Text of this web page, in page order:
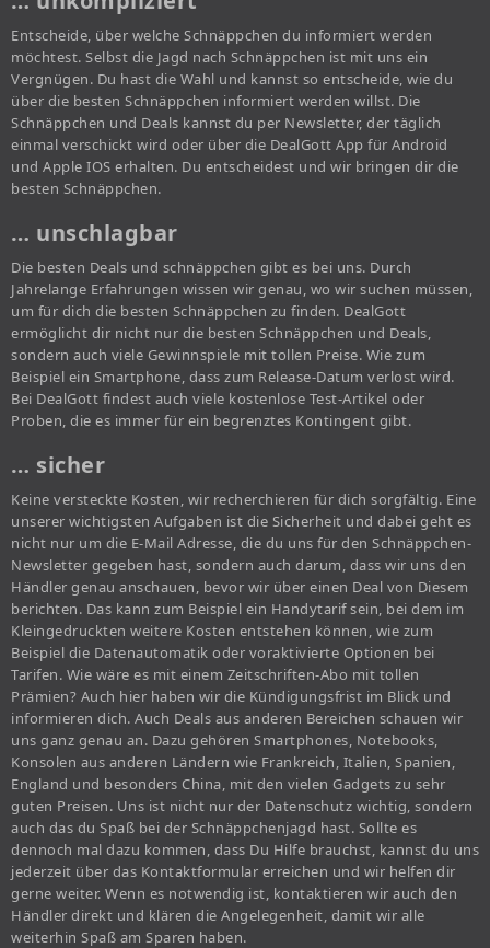
Entscheide, über welche Schnäppchen du informiert werden
möchtest. Selbst die Jagd nach Schnäppchen ist mit uns ein
Vergnügen. Du hast die Wahl und kannst so entscheide, wie du
über die besten Schnäppchen informiert werden willst. Die
Schnäppchen und Deals kannst du per Newsletter, der täglich
einmal verschickt wird oder über die DealGott App für Android
und Apple IOS erhalten. Du entscheidest und wir bringen dir die
besten Schnäppchen.
… unschlagbar
Die besten Deals und schnäppchen gibt es bei uns. Durch
Jahrelange Erfahrungen wissen wir genau, wo wir suchen müssen,
um für dich die besten Schnäppchen zu finden. DealGott
ermöglicht dir nicht nur die besten Schnäppchen und Deals,
sondern auch viele Gewinnspiele mit tollen Preise. Wie zum
Beispiel ein Smartphone, dass zum Release-Datum verlost wird.
Bei DealGott findest auch viele kostenlose Test-Artikel oder
Proben, die es immer für ein begrenztes Kontingent gibt.
… sicher
Keine versteckte Kosten, wir recherchieren für dich sorgfältig. Eine
unserer wichtigsten Aufgaben ist die Sicherheit und dabei geht es
nicht nur um die E-Mail Adresse, die du uns für den Schnäppchen-
Newsletter gegeben hast, sondern auch darum, dass wir uns den
Händler genau anschauen, bevor wir über einen Deal von Diesem
berichten. Das kann zum Beispiel ein Handytarif sein, bei dem im
Kleingedruckten weitere Kosten entstehen können, wie zum
Beispiel die Datenautomatik oder voraktivierte Optionen bei
Tarifen. Wie wäre es mit einem Zeitschriften-Abo mit tollen
Prämien? Auch hier haben wir die Kündigungsfrist im Blick und
informieren dich. Auch Deals aus anderen Bereichen schauen wir
uns ganz genau an. Dazu gehören Smartphones, Notebooks,
Konsolen aus anderen Ländern wie Frankreich, Italien, Spanien,
England und besonders China, mit den vielen Gadgets zu sehr
guten Preisen. Uns ist nicht nur der Datenschutz wichtig, sondern
auch das du Spaß bei der Schnäppchenjagd hast. Sollte es
dennoch mal dazu kommen, dass Du Hilfe brauchst, kannst du uns
jederzeit über das Kontaktformular erreichen und wir helfen dir
gerne weiter. Wenn es notwendig ist, kontaktieren wir auch den
Händler direkt und klären die Angelegenheit, damit wir alle
weiterhin Spaß am Sparen haben.